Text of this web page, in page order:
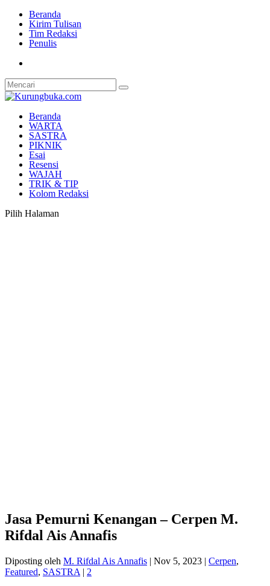
Beranda
Kirim Tulisan
Tim Redaksi
Penulis
Beranda
WARTA
SASTRA
PIKNIK
Esai
Resensi
WAJAH
TRIK & TIP
Kolom Redaksi
Pilih Halaman
Jasa Pemurni Kenangan – Cerpen M.
Rifdal Ais Annafis
Diposting oleh M. Rifdal Ais Annafis | Nov 5, 2023 | Cerpen,
Featured, SASTRA | 2